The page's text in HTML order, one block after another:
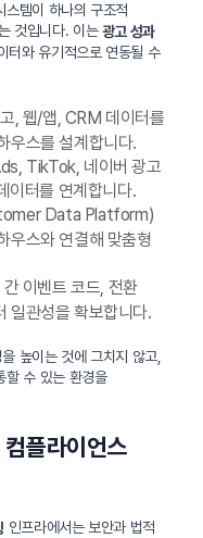
템이 하나의 구조적
것입니다. 이는광고 성과
터와 유기적으로 연동될 수
, 웹/앱, CRM 데이터를
우스를 설계합니다.
TikTok, 네이버 광고
이터를 연계합니다.
Data Platform)
우스와 연결해 맞춤형
이벤트 코드, 전환
일관성을 확보합니다.
높이는 것에 그치지 않고,
할 수 있는 환경을
플라이언스
인프라에서는 보안과 법적